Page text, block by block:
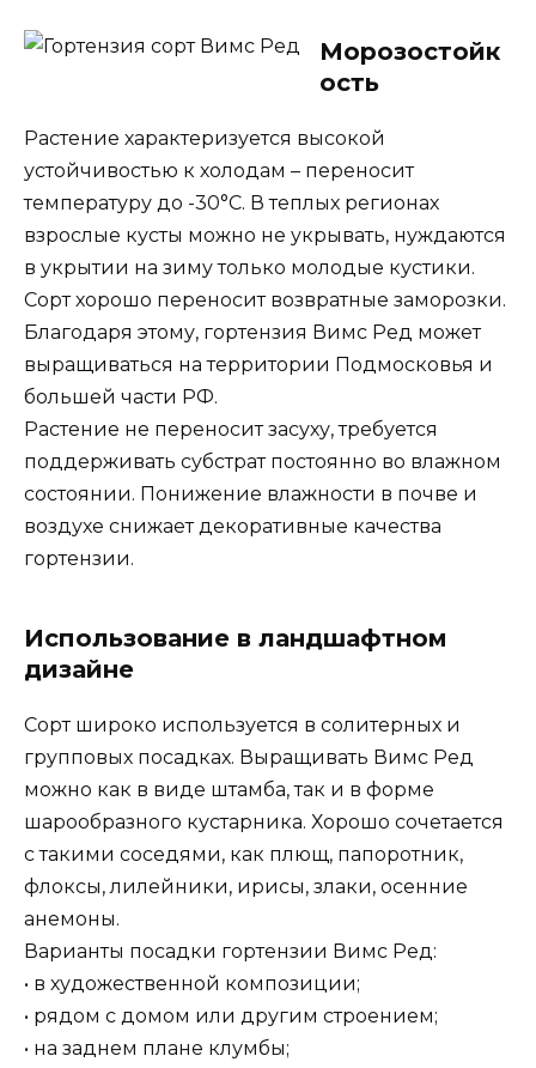
Морозостойк
ость
Растение характеризуется высокой
устойчивостью к холодам – переносит
температуру до -30°С. В теплых регионах
взрослые кусты можно не укрывать, нуждаются
в укрытии на зиму только молодые кустики.
Сорт хорошо переносит возвратные заморозки.
Благодаря этому, гортензия Вимс Ред может
выращиваться на территории Подмосковья и
большей части РФ.
Растение не переносит засуху, требуется
поддерживать субстрат постоянно во влажном
состоянии. Понижение влажности в почве и
воздухе снижает декоративные качества
гортензии.
Использование в ландшафтном
дизайне
Сорт широко используется в солитерных и
групповых посадках. Выращивать Вимс Ред
можно как в виде штамба, так и в форме
шарообразного кустарника. Хорошо сочетается
с такими соседями, как плющ, папоротник,
флоксы, лилейники, ирисы, злаки, осенние
анемоны.
Варианты посадки гортензии Вимс Ред:
• в художественной композиции;
• рядом с домом или другим строением;
• на заднем плане клумбы;